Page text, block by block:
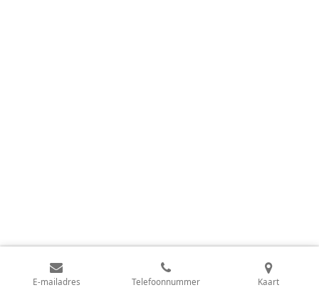
E-mailadres Telefoonnummer Kaart